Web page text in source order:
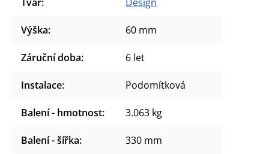
Výška: 60 mm
Záruční doba: 6 let
Instalace: Podomítková
Balení - hmotnost: 3.063 kg
Balení - šířka: 330 mm